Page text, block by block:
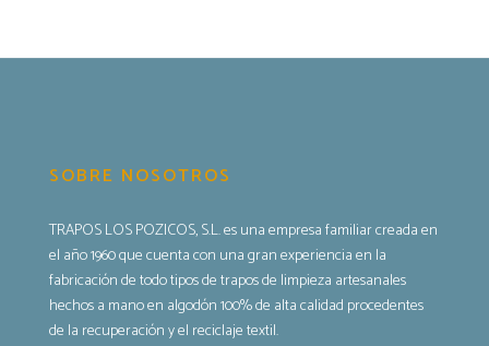
SOBRE NOSOTROS
TRAPOS LOS POZICOS, S.L. es una empresa familiar creada en
el año 1960 que cuenta con una gran experiencia en la
fabricación de todo tipos de trapos de limpieza artesanales
hechos a mano en algodón 100% de alta calidad procedentes
de la recuperación y el reciclaje textil.